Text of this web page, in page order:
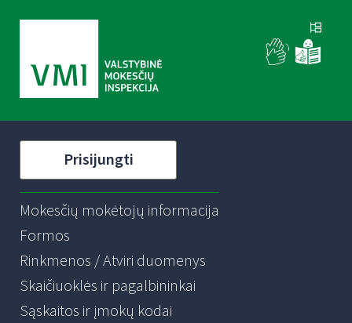
Prisijungti
Mokesčių mokėtojų informacija
Formos
Rinkmenos / Atviri duomenys
Skaičiuoklės ir pagalbininkai
Sąskaitos ir įmokų kodai